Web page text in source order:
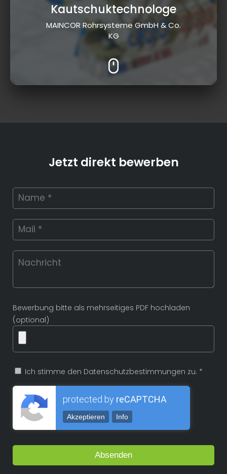
Kautschuktechnologe
MAINCOR Rohrsysteme GmbH & Co.
KG
Jetzt direkt bewerben
Bewerbung bitte als mehrseitiges PDF hochladen
(optional)
Ich stimme den Datenschutzbestimmungen zu. *
protected by reCAPTCHA
Akzeptieren Info